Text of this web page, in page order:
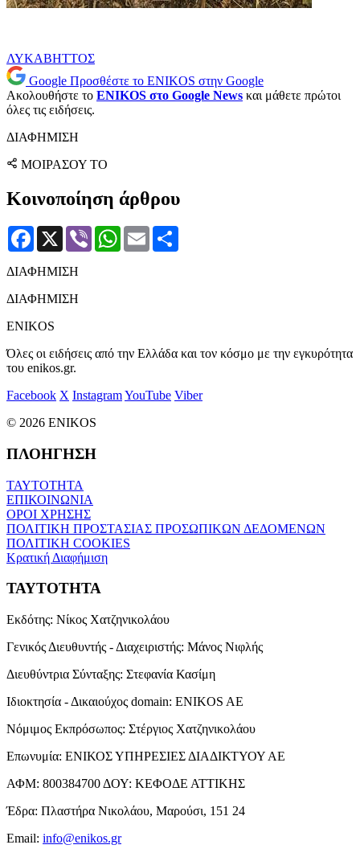
ΛΥΚΑΒΗΤΤΟΣ
Google Προσθέστε το ENIKOS στην Google
Ακολουθήστε το ENIKOS στο Google News και μάθετε πρώτοι
όλες τις ειδήσεις.
ΔΙΑΦΗΜΙΣΗ
ΜΟΙΡΑΣΟΥ ΤΟ
Κοινοποίηση άρθρου
Facebook
X Viber WhatsApp
Email
ΔΙΑΦΗΜΙΣΗ
ΔΙΑΦΗΜΙΣΗ
ENIKOS
Όλες οι ειδήσεις από την Ελλάδα και τον κόσμο με την εγκυρότητα
του enikos.gr.
Facebook X InstagramYouTube Viber
© 2026 ENIKOS
ΠΛΟΗΓΗΣΗ
ΤΑΥΤΟΤΗΤΑ
ΕΠΙΚΟΙΝΩΝΙΑ
ΟΡΟΙ ΧΡΗΣΗΣ
ΠΟΛΙΤΙΚΗ ΠΡΟΣΤΑΣΙΑΣ ΠΡΟΣΩΠΙΚΩΝ ΔΕΔΟΜΕΝΩΝ
ΠΟΛΙΤΙΚΗ COOKIES
Κρατική Διαφήμιση
ΤΑΥΤΟΤΗΤΑ
Εκδότης: Νίκος Χατζηνικολάου
Γενικός Διευθυντής - Διαχειριστής: Μάνος Νιφλής
Διευθύντρια Σύνταξης: Στεφανία Κασίμη
Ιδιοκτησία - Δικαιούχος domain: ENIKOS AE
Νόμιμος Εκπρόσωπος: Στέργιος Χατζηνικολάου
Επωνυμία: ΕΝΙΚΟΣ ΥΠΗΡΕΣΙΕΣ ΔΙΑΔΙΚΤΥΟΥ ΑΕ
ΑΦΜ: 800384700 ΔΟΥ: ΚΕΦΟΔΕ ΑΤΤΙΚΗΣ
Έδρα: Πλαστήρα Νικολάου, Μαρούσι, 151 24
Email: info@enikos.gr